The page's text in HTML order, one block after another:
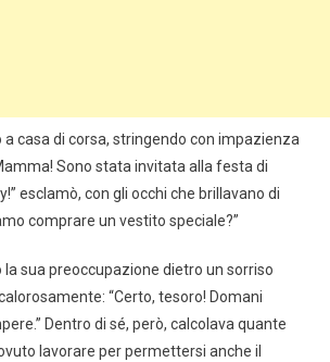
a casa di corsa, stringendo con impazienza
Sono stata invitata alla festa di
esclamò, con gli occhi che brillavano di
comprare un vestito speciale?”
la sua preoccupazione dietro un sorriso
“Certo, tesoro! Domani
Dentro di sé, però, calcolava quante
lavorare per permettersi anche il